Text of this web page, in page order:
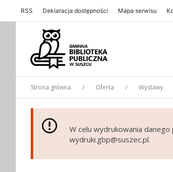
RSS Deklaracja dostępności Mapa serwisu
Strona główna Oferta Wystawy
W celu wydrukowania
wydruki.gbp@suszec.pl.